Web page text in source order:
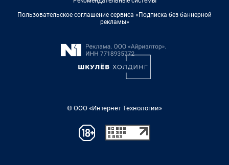
Пользовательское соглашение сервиса «Подписка без баннерной
рекламы»
© ООО «Интернет Технологии»